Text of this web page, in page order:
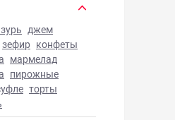
джем
зефир конфеты
мармелад
пирожные
торты